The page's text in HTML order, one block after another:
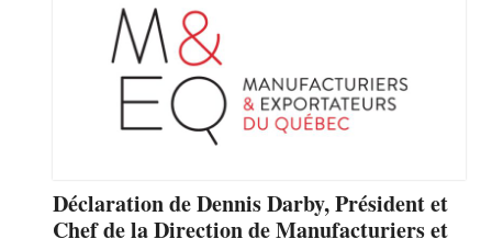
Déclaration de Dennis Darby, Président et
Chef de la Direction de Manufacturiers et